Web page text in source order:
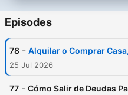
Episodes
78 - Alquilar o Comprar
25 Jul 2026
77 - Cómo Salir de Deudas